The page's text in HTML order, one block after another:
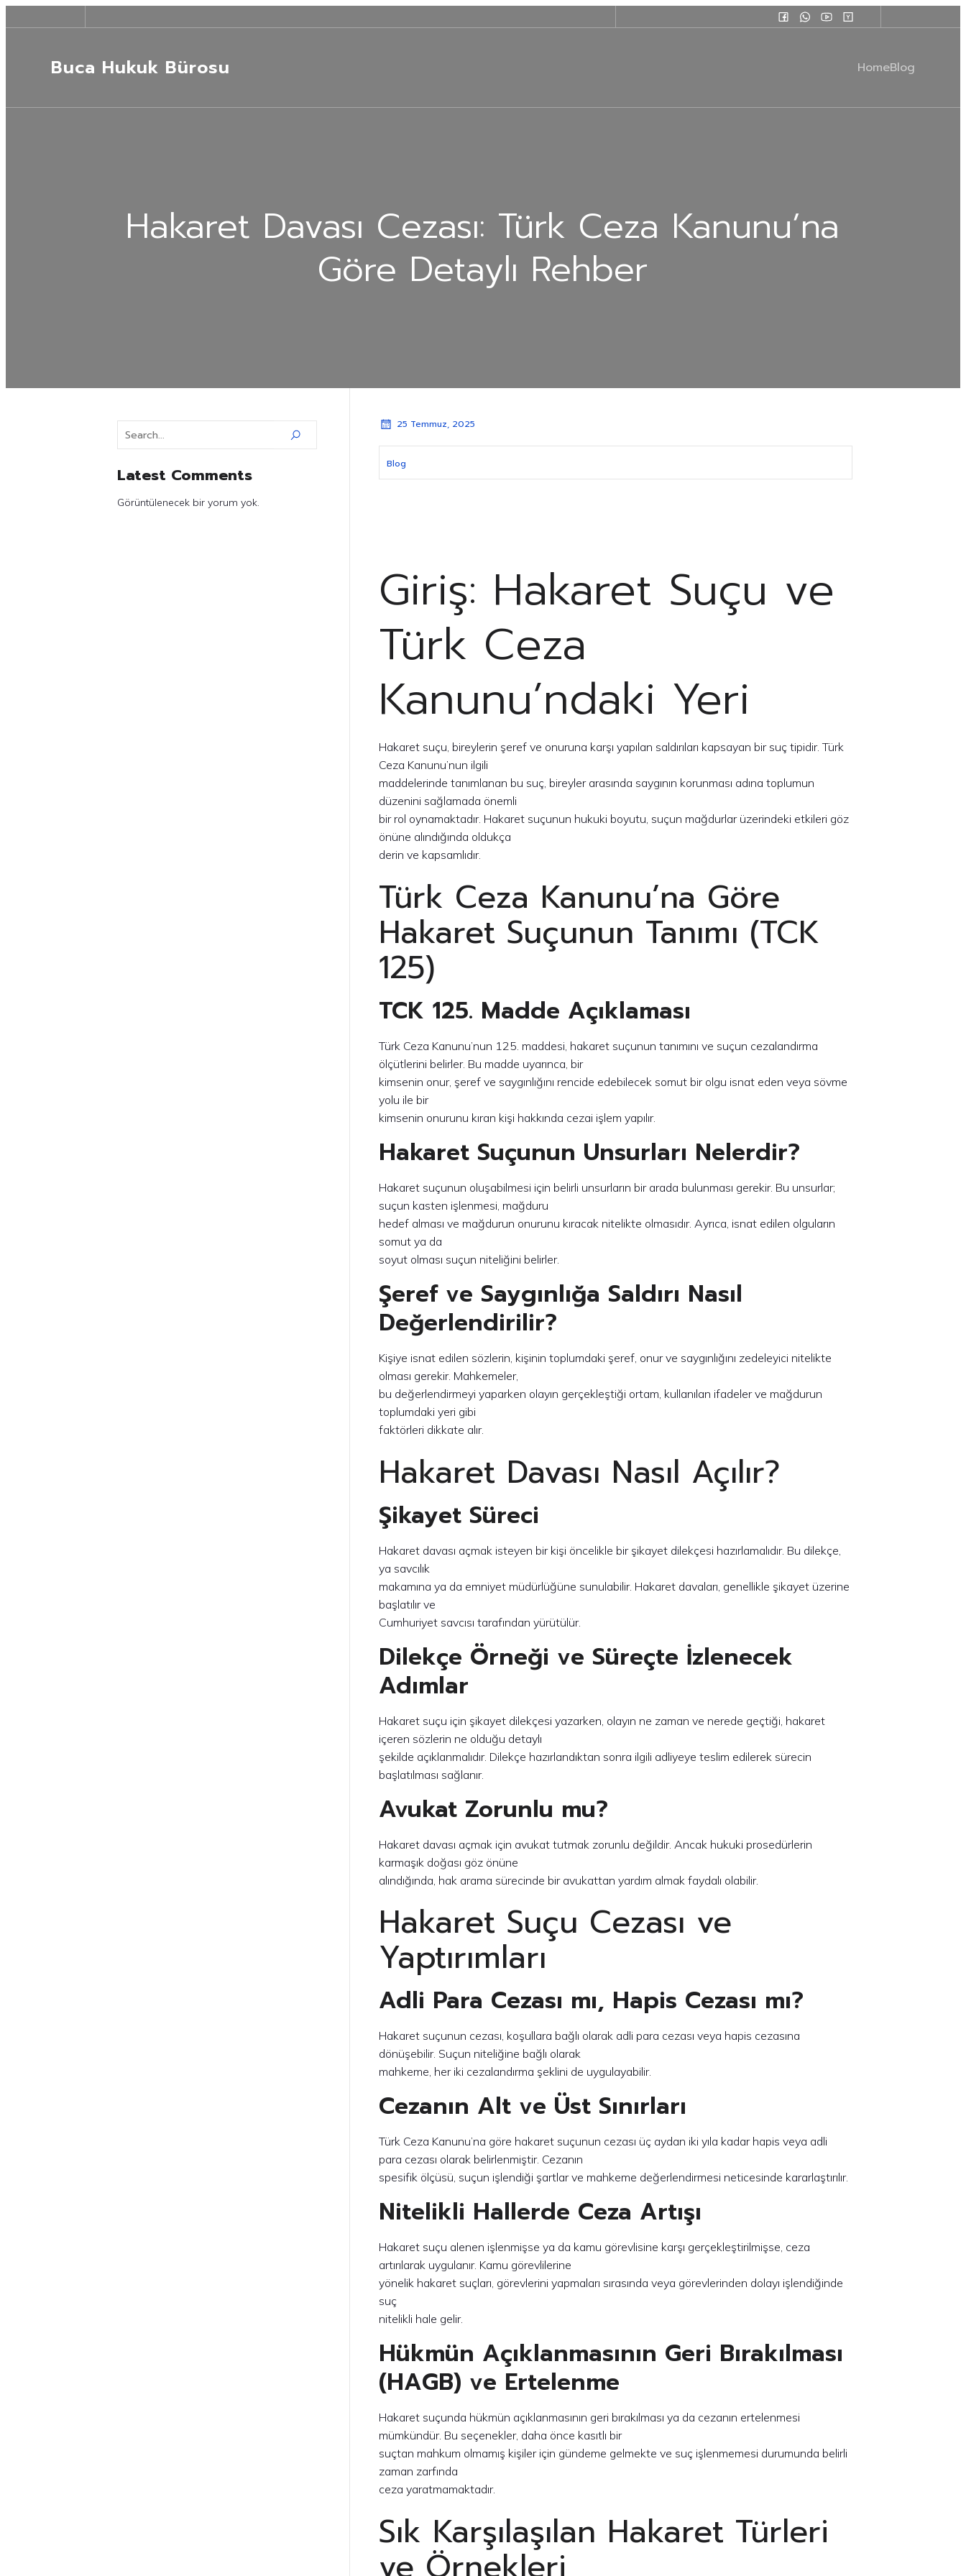
Buca Hukuk Bürosu HomeBlog
Hakaret Davası Cezası: Türk Ceza Kanunu’na
Göre Detaylı Rehber
Latest Comments
Görüntülenecek bir yorum yok.
25 Temmuz, 2025
Blog
Giriş: Hakaret Suçu ve
Türk Ceza
Kanunu’ndaki Yeri
Hakaret suçu, bireylerin şeref ve onuruna karşı yapılan saldırıları kapsayan bir suç tipidir. Türk
Ceza Kanunu’nun ilgili
maddelerinde tanımlanan bu suç, bireyler arasında saygının korunması adına toplumun
düzenini sağlamada önemli
bir rol oynamaktadır. Hakaret suçunun hukuki boyutu, suçun mağdurlar üzerindeki etkileri göz
önüne alındığında oldukça
derin ve kapsamlıdır.
Türk Ceza Kanunu’na Göre
Hakaret Suçunun Tanımı (TCK
125)
TCK 125. Madde Açıklaması
Türk Ceza Kanunu’nun 125. maddesi, hakaret suçunun tanımını ve suçun cezalandırma
ölçütlerini belirler. Bu madde uyarınca, bir
kimsenin onur, şeref ve saygınlığını rencide edebilecek somut bir olgu isnat eden veya sövme
yolu ile bir
kimsenin onurunu kıran kişi hakkında cezai işlem yapılır.
Hakaret Suçunun Unsurları Nelerdir?
Hakaret suçunun oluşabilmesi için belirli unsurların bir arada bulunması gerekir. Bu unsurlar;
suçun kasten işlenmesi, mağduru
hedef alması ve mağdurun onurunu kıracak nitelikte olmasıdır. Ayrıca, isnat edilen olguların
somut ya da
soyut olması suçun niteliğini belirler.
Şeref ve Saygınlığa Saldırı Nasıl
Değerlendirilir?
Kişiye isnat edilen sözlerin, kişinin toplumdaki şeref, onur ve saygınlığını zedeleyici nitelikte
olması gerekir. Mahkemeler,
bu değerlendirmeyi yaparken olayın gerçekleştiği ortam, kullanılan ifadeler ve mağdurun
toplumdaki yeri gibi
faktörleri dikkate alır.
Hakaret Davası Nasıl Açılır?
Şikayet Süreci
Hakaret davası açmak isteyen bir kişi öncelikle bir şikayet dilekçesi hazırlamalıdır. Bu dilekçe,
ya savcılık
makamına ya da emniyet müdürlüğüne sunulabilir. Hakaret davaları, genellikle şikayet üzerine
başlatılır ve
Cumhuriyet savcısı tarafından yürütülür.
Dilekçe Örneği ve Süreçte İzlenecek
Adımlar
Hakaret suçu için şikayet dilekçesi yazarken, olayın ne zaman ve nerede geçtiği, hakaret
içeren sözlerin ne olduğu detaylı
şekilde açıklanmalıdır. Dilekçe hazırlandıktan sonra ilgili adliyeye teslim edilerek sürecin
başlatılması sağlanır.
Avukat Zorunlu mu?
Hakaret davası açmak için avukat tutmak zorunlu değildir. Ancak hukuki prosedürlerin
karmaşık doğası göz önüne
alındığında, hak arama sürecinde bir avukattan yardım almak faydalı olabilir.
Hakaret Suçu Cezası ve
Yaptırımları
Adli Para Cezası mı, Hapis Cezası mı?
Hakaret suçunun cezası, koşullara bağlı olarak adli para cezası veya hapis cezasına
dönüşebilir. Suçun niteliğine bağlı olarak
mahkeme, her iki cezalandırma şeklini de uygulayabilir.
Cezanın Alt ve Üst Sınırları
Türk Ceza Kanunu’na göre hakaret suçunun cezası üç aydan iki yıla kadar hapis veya adli
para cezası olarak belirlenmiştir. Cezanın
spesifik ölçüsü, suçun işlendiği şartlar ve mahkeme değerlendirmesi neticesinde kararlaştırılır.
Nitelikli Hallerde Ceza Artışı
Hakaret suçu alenen işlenmişse ya da kamu görevlisine karşı gerçekleştirilmişse, ceza
artırılarak uygulanır. Kamu görevlilerine
yönelik hakaret suçları, görevlerini yapmaları sırasında veya görevlerinden dolayı işlendiğinde
suç
nitelikli hale gelir.
Hükmün Açıklanmasının Geri Bırakılması
(HAGB) ve Ertelenme
Hakaret suçunda hükmün açıklanmasının geri bırakılması ya da cezanın ertelenmesi
mümkündür. Bu seçenekler, daha önce kasıtlı bir
suçtan mahkum olmamış kişiler için gündeme gelmekte ve suç işlenmemesi durumunda belirli
zaman zarfında
ceza yaratmamaktadır.
Sık Karşılaşılan Hakaret Türleri